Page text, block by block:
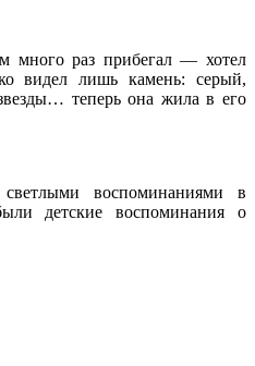
много раз прибегал — хотел
видел лишь камень: серый,
теперь она жила в его
воспоминаниями в
детские воспоминания о